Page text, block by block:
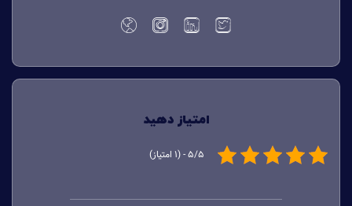
امتیاز دهید
5/5 - (1 امتیاز)